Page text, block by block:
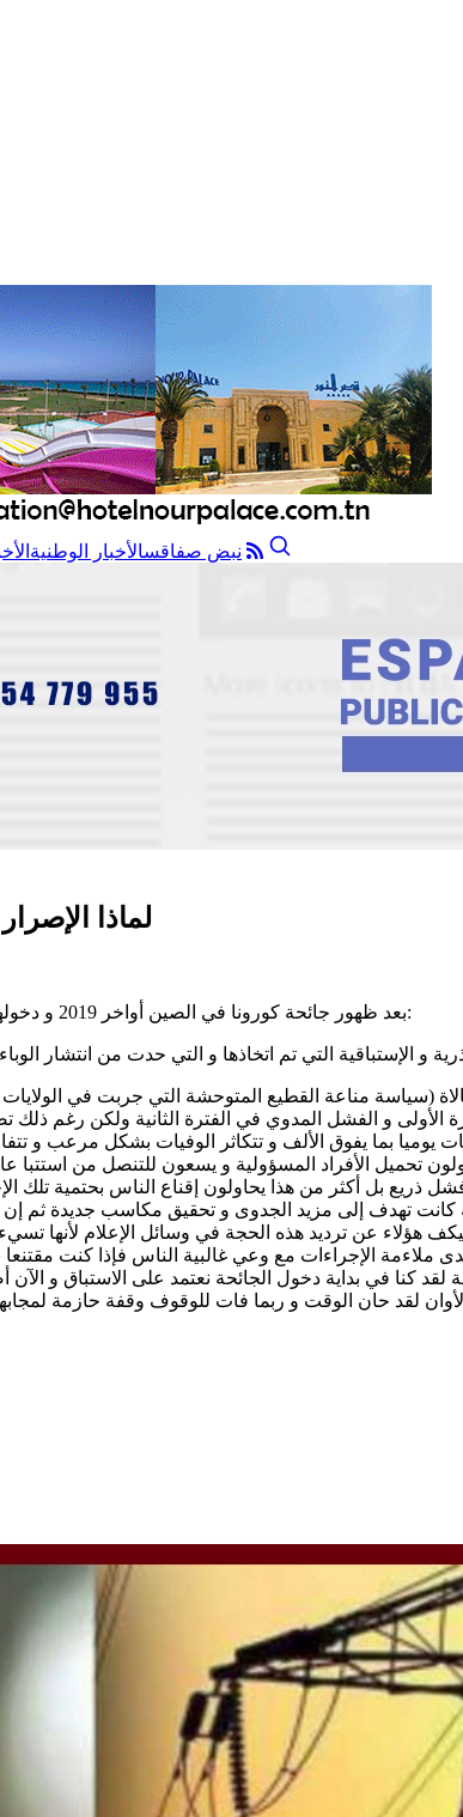
نبض صفاقسالأخبار الوطنية
لماذا
بعد ظهور جائحة كورونا في الصين أواخر 2019 و دخولها للبلاد التونسية في مارس 2020 سلكنا سياسة لمجابهة الوباء تنقسم لفترتين:
و الإستباقية التي تم اتخاذها و التي حدت من انتشار
الأولى و الفشل المدوي في الفترة الثانية ولكن رغم
يوميا بما يفوق الألف و تتكاثر الوفيات بشكل مرعب و
تحميل الأفراد المسؤولية و يسعون للتنصل من استتبا
بل أكثر من هذا يحاولون إقناع الناس بحتمية تلك
تهدف إلى مزيد الجدوى و تحقيق مكاسب جديدة ثم
عن ترديد هذه الحجة في وسائل الإعلام لأنها
بمدى ملاءمة الإجراءات مع وعي غالبية الناس فإذا
كنا في بداية دخول الجائحة نعتمد على الاستباق و
لقد حان الوقت و ربما فات للوقوف وقفة حازمة